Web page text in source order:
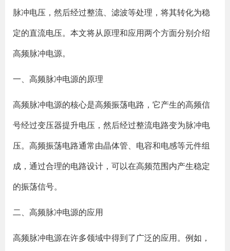
脉冲电压，然后经过整流、滤波等处理，将其转化为稳
定的直流电压。本文将从原理和应用两个方面分别介绍
高频脉冲电源。
一、高频脉冲电源的原理
高频脉冲电源的核心是高频振荡电路，它产生的高频信
号经过变压器提升电压，然后经过整流电路变为脉冲电
压。高频振荡电路通常由晶体管、电容和电感等元件组
成，通过合理的电路设计，可以在高频范围内产生稳定
的振荡信号。
二、高频脉冲电源的应用
高频脉冲电源在许多领域中得到了广泛的应用。例如，